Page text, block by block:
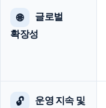
🌐
글로벌
확장성
🔓
운영 지속 및